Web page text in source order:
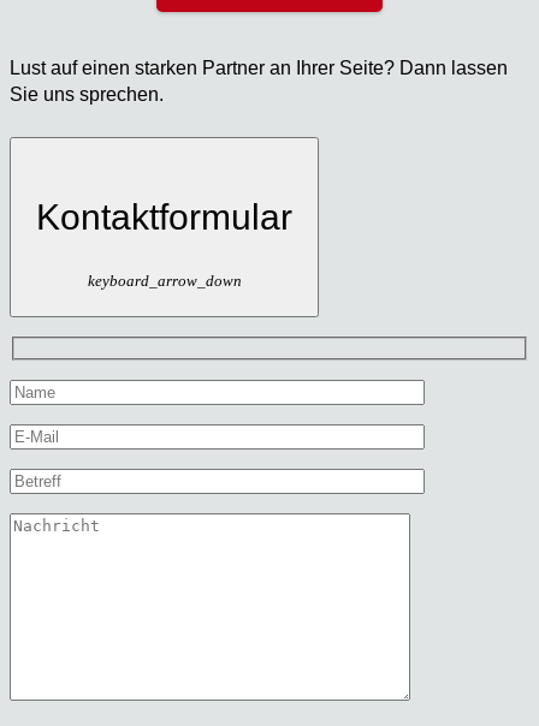
Lust auf einen star­ken Part­ner an Ihrer Sei­te? Dann las­sen
Sie uns spre­chen.
Kontaktformular
keyboard_arrow_down